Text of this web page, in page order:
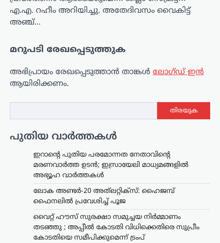
എ.എ. റഹീം അറിയിച്ചു. അതേദിവസം വൈകിട്ട്
അഞ്ച്…
മറുപടി രേഖപ്പെടുത്തുക
അഭിപ്രായം രേഖപ്പെടുത്താ‍ൻ താങ്കൾ ലോഗ്ഡ് ഇൻ
ആയിരിക്കണം.
തിരയുക
പുതിയ വാർത്തകൾ
ഇറാന്റെ പുതിയ പരമോന്നത നേതാവിന്റെ
മരണവാർത്ത ഉടൻ; ഇസ്രായേലി മാധ്യമങ്ങളിൽ
അഭ്യൂഹ വാർത്തകൾ
ലോക അണ്ടർ-20 അത്‌ലറ്റിക്സ്: ഹൈജമ്പ്
ഫൈനലിൽ പ്രവേശിച്ച് പൂജ
വൈറ്റ് ഹൗസ് സുരക്ഷാ സമുച്ചയ നിർമ്മാണം
തടഞ്ഞു ; അപ്പീൽ കോടതി വിധിക്കെതിരെ സുപ്രീം
കോടതിയെ സമീപിക്കുമെന്ന് ട്രംപ്